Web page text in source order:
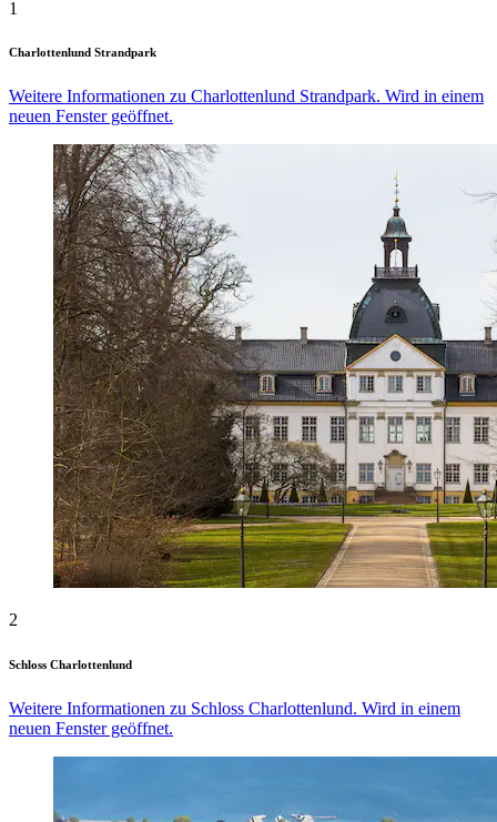
1
Charlottenlund Strandpark
Weitere Informationen zu Charlottenlund Strandpark. Wird in einem
neuen Fenster geöffnet.
2
Schloss Charlottenlund
Weitere Informationen zu Schloss Charlottenlund. Wird in einem
neuen Fenster geöffnet.